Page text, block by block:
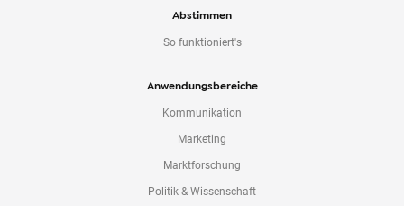
Abstimmen
So funktioniert's
Anwendungsbereiche
Kommunikation
Marketing
Marktforschung
Politik & Wissenschaft